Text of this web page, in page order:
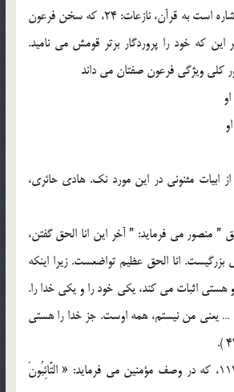
3. انا الحق گفتن فرعون اشاره است به قرآن، نازعات: 24، که سخن فرعون
اين که خود را پروردگار برتر قومش مي ناميد.
کلي ويژگي فرعون صفتان مي داند
ابيات مثنوني در اين مورد نک. هادي حائري،
” منصور مي فرمايد: ” آخر اين انا الحق گفتن،
انا الحق عظيم تواضعست. زيرا اينکه
اثبات مي کند، يکي خود را و يکي خدا را.
… يعني من نيستم، همه اوست. جز خدا را هستي
5. اشاره به قرآن، توبه: 112، که در وصف مؤمنين مي فرمايد: « التَّائِبُونَ